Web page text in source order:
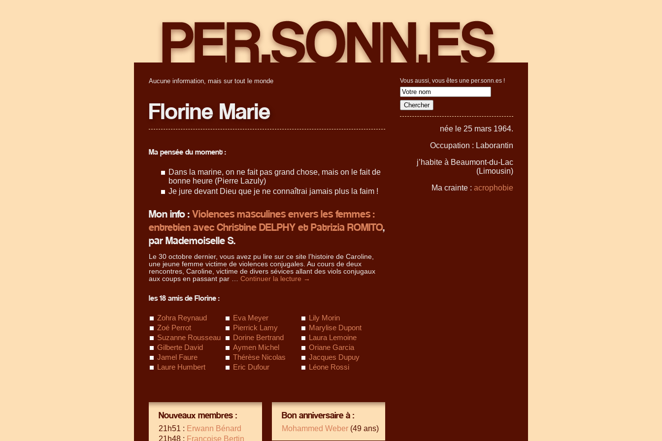
Aucune information, mais sur tout le monde
Florine Marie
Vous aussi, vous êtes une per.sonn.es !
née le 25 mars 1964.
Occupation : Laborantin
j’habite à Beaumont-du-Lac
(Limousin)
Ma crainte : acrophobie
Ma pensée du moment :
Dans la marine, on ne fait pas grand chose, mais on le fait de
bonne heure (Pierre Lazuly)
Je jure devant Dieu que je ne connaîtrai jamais plus la faim !
Mon info :Violences masculines envers les femmes :
entretien avec Christine DELPHY et Patrizia ROMITO,
par Mademoiselle S.
Le 30 octobre dernier, vous avez pu lire sur ce site l’histoire de Caroline,
une jeune femme victime de violences conjugales. Au cours de deux
rencontres, Caroline, victime de divers sévices allant des viols conjugaux
aux coups en passant par … Continuer la lecture →
les 18 amis de Florine :
Zohra Reynaud Eva Meyer
Lily Morin
Zoé Perrot
Pierrick Lamy
Marylise Dupont
Suzanne Rousseau
Dorine Bertrand
Laura Lemoine
Gilberte David
Aymen Michel
Oriane Garcia
Jamel Faure
Thérèse Nicolas
Jacques Dupuy
Laure Humbert
Eric Dufour Léone Rossi
Nouveaux membres :
21h51 : Erwann Bénard
21h48 : Françoise Bertin
Bon anniversaire à :
Mohammed Weber (49 ans)